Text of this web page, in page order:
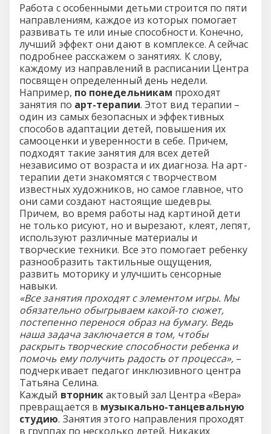
Работа с особенными детьми строится по пяти
направлениям, каждое из которых помогает
развивать те или иные способности. Конечно,
лучший эффект они дают в комплексе. А сейчас
подробнее расскажем о занятиях. К слову,
каждому из направлений в расписании Центра
посвящен определенный день недели.
Например, по понедельникам проходят
занятия по арт-терапии. Этот вид терапии –
один из самых безопасных и эффективных
способов адаптации детей, повышения их
самооценки и уверенности в себе. Причем,
подходят такие занятия для всех детей
независимо от возраста и их диагноза. На арт-
терапии дети знакомятся с творчеством
известных художников, но самое главное, что
они сами создают настоящие шедевры.
Причем, во время работы над картиной дети
не только рисуют, но и вырезают, клеят, лепят,
используют различные материалы и
творческие техники. Все это помогает ребенку
разнообразить тактильные ощущения,
развить моторику и улучшить сенсорные
навыки.
«Все занятия проходят с элементом игры. Мы
обязательно обыгрываем какой-то сюжет,
постепенно перенося образ на бумагу. Ведь
наша задача заключается в том, чтобы
раскрыть творческие способности ребенка и
помочь ему получить радость от процесса», –
подчеркивает педагог инклюзивного центра
Татьяна Селина.
Каждый вторникактовый зал Центра «Вера»
превращается в музыкально-танцевальную
студию. Занятия этого направления проходят
в группах по несколько детей. Никаких